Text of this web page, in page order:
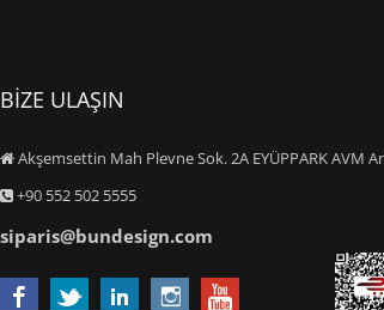
BİZE ULAŞIN
Akşemsettin Mah Plevne Sok. 2A EYÜPPARK
+90 552 502 5555
siparis@bundesign.com